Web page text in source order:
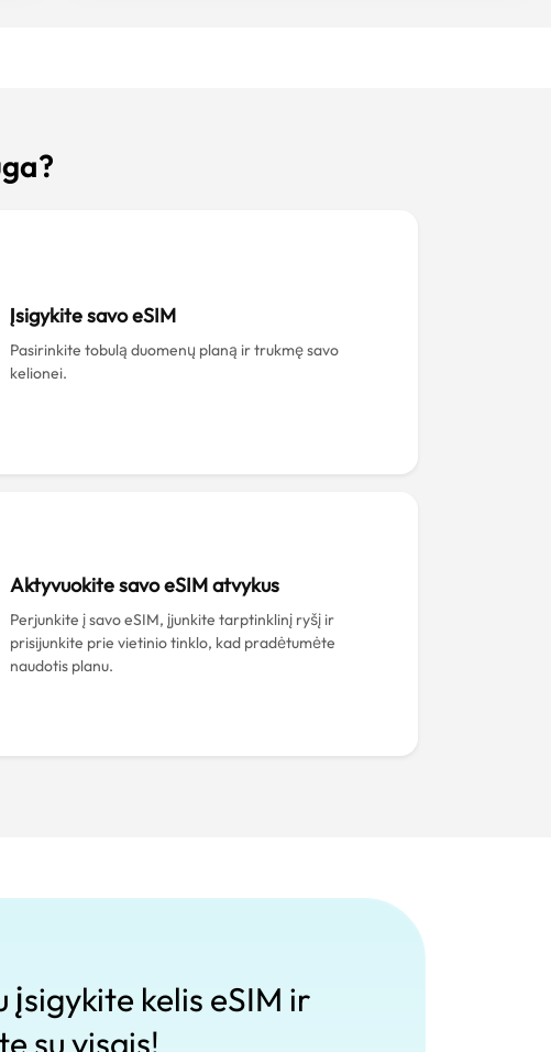
Įsigykite savo eSIM
Pasirinkite tobulą duomenų planą ir trukmę savo
kelionei.
Aktyvuokite savo eSIM atvykus
Perjunkite į savo eSIM, įjunkite tarptinklinį ryšį ir
prisijunkite prie vietinio tinklo, kad pradėtumėte
naudotis planu.
įsigykite kelis eSIM ir
su visais!